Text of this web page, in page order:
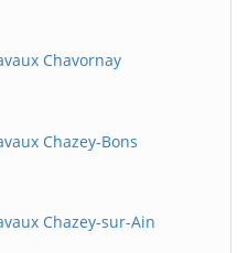
Chavornay
Chazey-Bons
Chazey-sur-Ain